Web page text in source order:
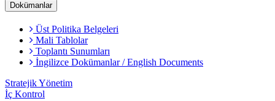
Dokümanlar
Üst Politika Belgeleri
Mali Tablolar
Toplantı Sunumları
İngilizce Dokümanlar / English Documents
Stratejik Yönetim
İç Kontrol